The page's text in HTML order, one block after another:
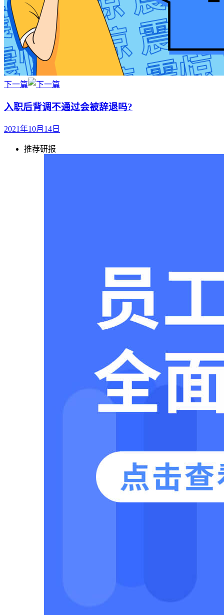
下一篇
入职后背调不通过会被辞退吗?
2021年10月14日
推荐研报